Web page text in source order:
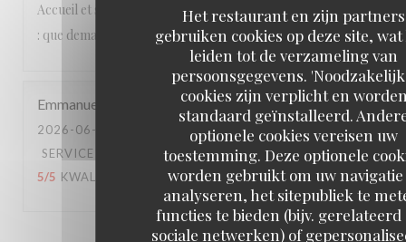
Het restaurant en zijn partners
gebruiken cookies op deze site,
leiden tot de verzameling van
persoonsgegevens.
cookies zijn verplicht en
standaard geïnstalleerd.
optionele cookies vereisen uw
toestemming. Deze optionele
worden gebruikt om uw
analyseren, het sitepubliek te
functies te bieden (bijv. gerelateerd
sociale netwerken) of
Accueil et services agréables et détendus, cuisine délicieuse
: que demander de plus ?
Emmanuel
2026-06-20
- 20:15 - GASTEN 2
SERVICE
ATMOSFEER: 3/5 KEUKEN:
5/5 KWALITEIT / PRIJS: 4/5